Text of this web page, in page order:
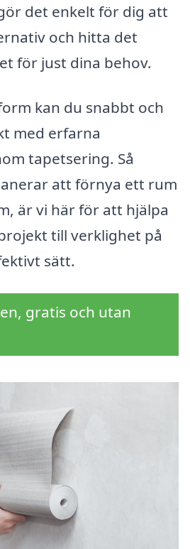
det enkelt för dig att
och hitta det
för just dina behov.
kan du snabbt och
med erfarna
tapetsering. Så
att förnya ett rum
är vi här för att hjälpa
till verklighet på
sätt.
gratis och utan